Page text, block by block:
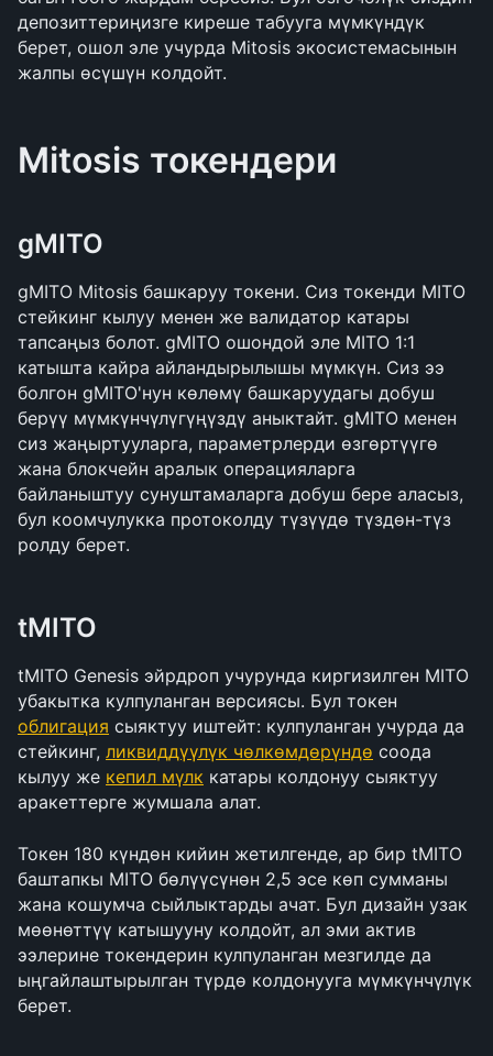
депозиттериңизге киреше табууга мүмкүндүк
берет, ошол эле учурда Mitosis экосистемасынын
жалпы өсүшүн колдойт.
Mitosis токендери
gMITO
gMITO Mitosis башкаруу токени. Сиз токенди MITO
стейкинг кылуу менен же валидатор катары
тапсаңыз болот. gMITO ошондой эле MITO 1:1
катышта кайра айландырылышы мүмкүн. Сиз ээ
болгон gMITO'нун көлөмү башкаруудагы добуш
берүү мүмкүнчүлүгүңүздү аныктайт. gMITO менен
сиз жаңыртууларга, параметрлерди өзгөртүүгө
жана блокчейн аралык операцияларга
байланыштуу сунуштамаларга добуш бере аласыз,
бул коомчулукка протоколду түзүүдө түздөн-түз
ролду берет.
tMITO
tMITO Genesis эйрдроп учурунда киргизилген MITO
облигация сыяктуу иштейт: кулпуланган учурда да
стейкинг, ликвиддүүлүк чөлкөмдөрүндө соода
кылуу же кепил мүлк катары колдонуу сыяктуу
аракеттерге жумшала алат.
Токен 180 күндөн кийин жетилгенде, ар бир tMITO
баштапкы MITO бөлүүсүнөн 2,5 эсе көп сумманы
жана кошумча сыйлыктарды ачат. Бул дизайн узак
мөөнөттүү катышууну колдойт, ал эми актив
ээлерине токендерин кулпуланган мезгилде да
ыңгайлаштырылган түрдө колдонууга мүмкүнчүлүк
берет.